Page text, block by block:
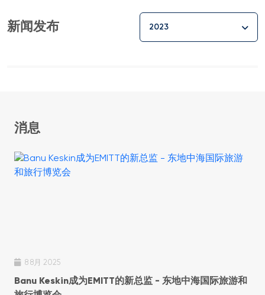
新闻发布 2023
消息
8 8月 2025
Banu Keskin成为EMITT的新总监 - 东地中海国际旅游和